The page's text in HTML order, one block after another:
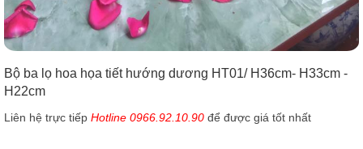
Bộ ba lọ hoa họa tiết hướng dương HT01/ H36cm- H33cm -
H22cm
Liên hệ trực tiếp Hotline 0966.92.10.90 để được giá tốt nhất